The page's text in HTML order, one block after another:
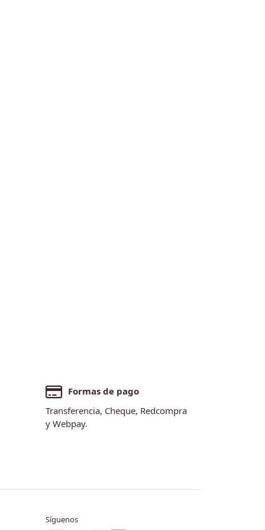
Formas de pago
Transferencia, Cheque, Redcompra
y Webpay.
Síguenos